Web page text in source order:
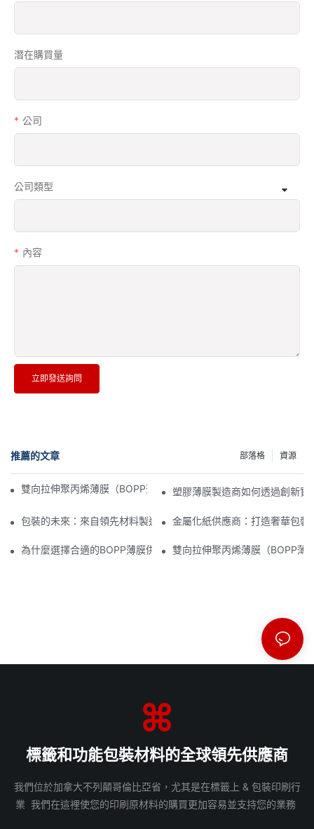
潛在購買量
公司
公司類型
內容
立即發送詢問
推薦的文章 資源
部落格
雙向拉伸聚丙烯薄膜（BOPP薄膜）製造商：柔性包裝的支柱
塑膠薄膜製造商如何透過創新實
包裝的未來：來自領先材料製造商的洞見金屬化紙供應商：打造奢華包裝
為什麼選擇合適的BOPP薄膜供應商對您的業務至關重要
雙向拉伸聚丙烯薄膜（BOPP薄
標籤和功能包裝材料的全球領先供應商
我們位於加拿大不列顛哥倫比亞省，尤其是在標籤上 & 包裝印刷行
業 我們在這裡使您的印刷原材料的購買更加容易並支持您的業務